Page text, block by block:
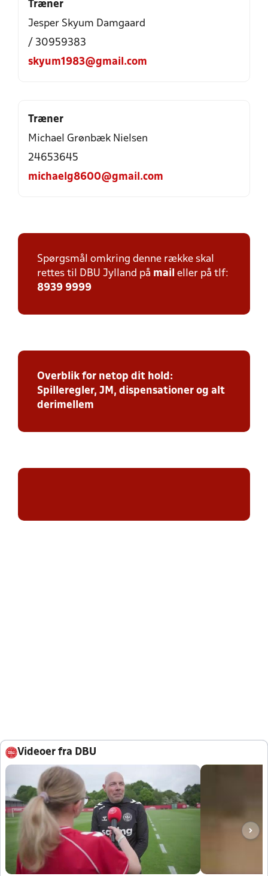
Træner
Jesper Skyum Damgaard
/ 30959383
skyum1983@gmail.com
Træner
Michael Grønbæk Nielsen
24653645
michaelg8600@gmail.com
Spørgsmål omkring denne række skal
rettes til DBU Jylland på mail eller på tlf:
8939 9999
Overblik for netop dit hold:
Spilleregler, JM, dispensationer og alt
derimellem
Videoer fra DBU